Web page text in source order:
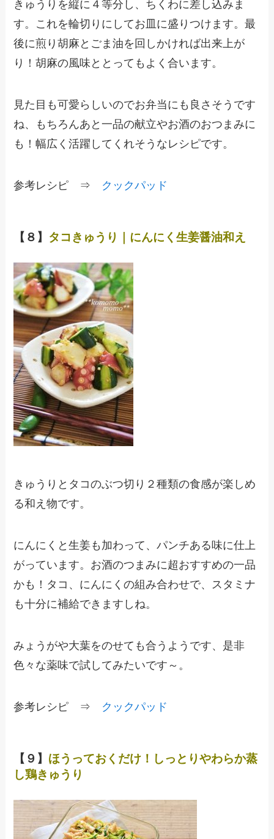
きゅうりを縦に４等分し、ちくわに差し込みま
す。これを輪切りにしてお皿に盛りつけます。最
後に煎り胡麻とごま油を回しかければ出来上が
り！胡麻の風味ととってもよく合います。
見た目も可愛らしいのでお弁当にも良さそうです
ね、もちろんあと一品の献立やお酒のおつまみに
も！幅広く活躍してくれそうなレシピです。
参考レシピ ⇒ クックパッド
【８】 タコきゅうり｜にんにく生姜醤油和え
きゅうりとタコのぶつ切り２種類の食感が楽しめ
る和え物です。
にんにくと生姜も加わって、パンチある味に仕上
がっています。お酒のつまみに超おすすめの一品
かも！タコ、にんにくの組み合わせで、スタミナ
も十分に補給できますしね。
みょうがや大葉をのせても合うようです、是非
色々な薬味で試してみたいです～。
参考レシピ ⇒ クックパッド
【９】 ほうっておくだけ！しっとりやわらか蒸
し鶏きゅうり